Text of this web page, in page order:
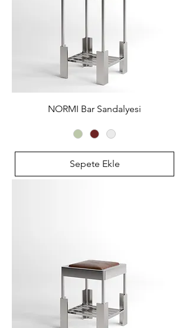
NORMI Bar Sandalyesi
Sepete Ekle